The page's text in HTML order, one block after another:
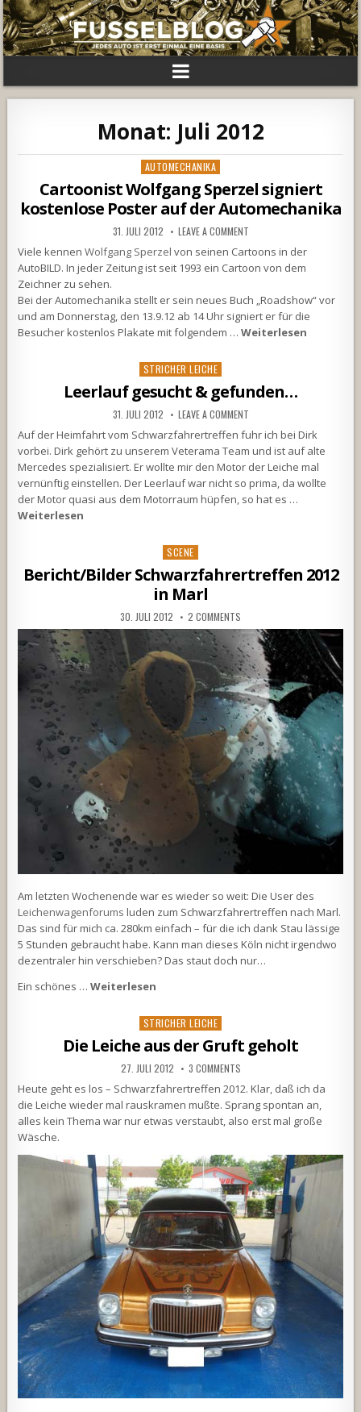
Monat: Juli 2012
Posted
in
AUTOMECHANIKA
Cartoonist Wolfgang Sperzel signiert
kostenlose Poster auf der Automechanika
31. JULI 2012 LEAVE A COMMENT
Viele kennenWolfgang Sperzel von seinen Cartoons in der
AutoBILD. In jeder Zeitung ist seit 1993 ein Cartoon von dem
Zeichner zu sehen.
Bei der Automechanika stellt er sein neues Buch „Roadshow“ vor
und am Donnerstag, den 13.9.12 ab 14 Uhr signiert er für die
Besucher kostenlos Plakate mit folgendem …Weiterlesen
Posted
STRICHER LEICHE
Leerlauf gesucht & gefunden…
31. JULI 2012 LEAVE A COMMENT
Auf der Heimfahrt vom Schwarzfahrertreffen fuhr ich bei Dirk
vorbei. Dirk gehört zu unserem Veterama Team und ist auf alte
Mercedes spezialisiert. Er wollte mir den Motor der Leiche mal
vernünftig einstellen. Der Leerlauf war nicht so prima, da wollte
der Motor quasi aus dem Motorraum hüpfen, so hat es …
Weiterlesen
Posted
SCENE
Bericht/Bilder Schwarzfahrertreffen 2012
in Marl
30. JULI 2012 2 COMMENTS
Am letzten Wochenende war es wieder so weit: Die User des
Leichenwagenforums luden zum Schwarzfahrertreffen nach Marl.
Das sind für mich ca. 280km einfach – für die ich dank Stau lässige
5 Stunden gebraucht habe. Kann man dieses Köln nicht irgendwo
dezentraler hin verschieben? Das staut doch nur…
Ein schönes …Weiterlesen
Posted
STRICHER LEICHE
Die Leiche aus der Gruft geholt
27. JULI 2012 3 COMMENTS
Heute geht es los – Schwarzfahrertreffen 2012. Klar, daß ich da
die Leiche wieder mal rauskramen mußte. Sprang spontan an,
alles kein Thema war nur etwas verstaubt, also erst mal große
Wäsche.